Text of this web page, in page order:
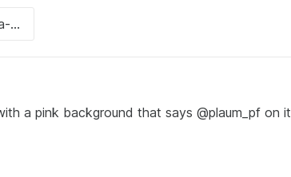
a pink background that says @plaum_pf on it